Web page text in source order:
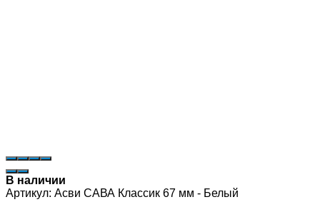
В наличии
Артикул: Асви САВА Классик 67 мм - Белый